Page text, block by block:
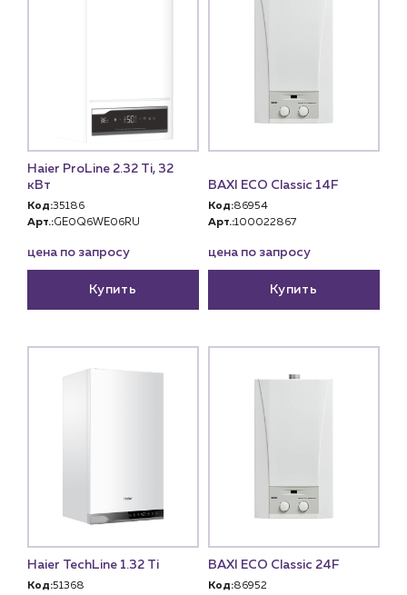
Haier ProLine 2.32 Ti, 32
кВт
Код:35186
Арт.:GE0Q6WE06RU
цена по запросу
Купить
BAXI ECO Classic 14F
Код:86954
Арт.:100022867
цена по запросу
Купить
Haier TechLine 1.32 Ti
Код:51368
BAXI ECO Classic 24F
Код:86952